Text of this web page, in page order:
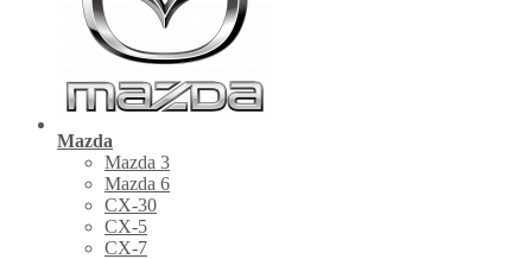
Mazda
Mazda 3
Mazda 6
CX-30
СХ-5
CX-7